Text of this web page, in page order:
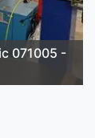
071005 -